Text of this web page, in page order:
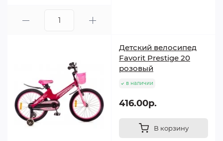
Детский велосипед
Favorit Prestige 20
розовый
в наличии
416.00р.
В корзину